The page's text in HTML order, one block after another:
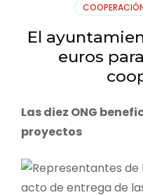
El
euros
Las diez ONG
proyectos